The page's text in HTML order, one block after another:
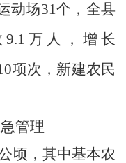
动场31个，全县
9.1 万人，增长
项次，新建农民
管理
顷，其中基本农